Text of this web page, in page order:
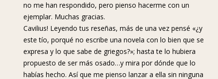
no me han respondido, pero pienso hacerme con un
ejemplar. Muchas gracias.
Cavilius! Leyendo tus reseñas, más de una vez pensé «¿y
este tío, porqué no escribe una novela con lo bien que se
expresa y lo que sabe de griegos?»; hasta te lo hubiera
propuesto de ser más osado…y mira por dónde que lo
habías hecho. Así que me pienso lanzar a ella sin ninguna